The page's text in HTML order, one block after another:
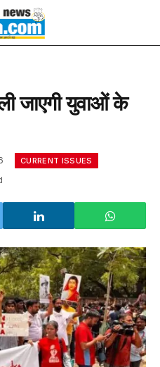
जाएगी युवाओं के
CURRENT ISSUES